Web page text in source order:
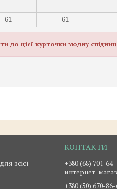
61 61
до цієї курточки модну
всієї
+380 (68) 701-64-
интернет-
+380 (50) 670-86-